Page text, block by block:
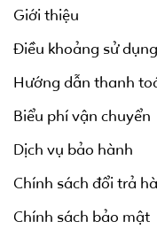
Giới thiệu
Điều khoảng sử
Hướng dẫn thanh
Biểu phí vận chuyển
Dịch vụ bảo hành
Chính sách đổi trả
Chính sách bảo mật